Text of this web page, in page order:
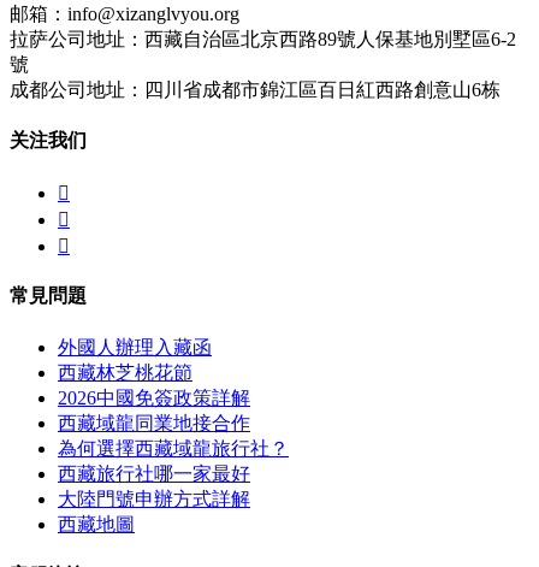
邮箱：info@xizanglvyou.org
拉萨公司地址：西藏自治區北京西路89號人保基地別墅區6-2
號
成都公司地址：四川省成都市錦江區百日紅西路創意山6栋
关注我们



常見問題
外國人辦理入藏函
西藏林芝桃花節
2026中國免簽政策詳解
西藏域龍同業地接合作
為何選擇西藏域龍旅行社？
西藏旅行社哪一家最好
大陸門號申辦方式詳解
西藏地圖